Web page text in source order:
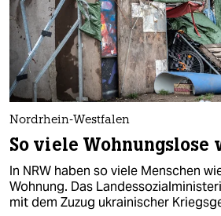
Nordrhein-Westfalen
So viele Wohnungslose
In NRW haben so viele Menschen
Wohnung. Das
mit dem Zuzug ukrainischer